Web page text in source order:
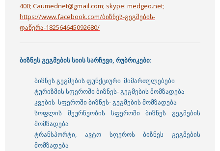
400; Caumednet@gmail.com; skype: medgeo.net;
https://www.facebook.com/ბიზნეს-გეგმების-
დაწერა-182564645092680/
ბიზნეს გეგმების სიის სარჩევი, რუბრიკები:
ბიზნეს გეგმების ფუნქციური მიმართულებები
ტურიზმის სფეროში ბიზნეს- გეგმების მომზადება
კვების სფეროში ბიზნეს- გეგმების მომზადება
სოფლის მეურნეობის სფეროში ბიზნეს გეგმების
მომზადება
ტრანსპორტი, ავტო სფეროს ბიზნეს გეგმების
მომზადება